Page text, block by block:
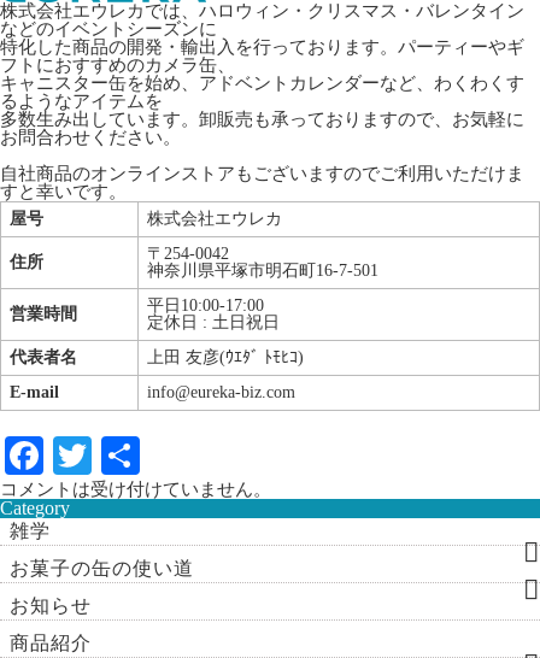
株式会社エウレカでは、ハロウィン・クリスマス・バレンタイン
などのイベントシーズンに
特化した商品の開発・輸出入を行っております。パーティーやギ
フトにおすすめのカメラ缶、
キャニスター缶を始め、アドベントカレンダーなど、わくわくす
るようなアイテムを
多数生み出しています。卸販売も承っておりますので、お気軽に
お問合わせください。
自社商品のオンラインストアもございますのでご利用いただけま
すと幸いです。
屋号 株式会社エウレカ
住所
〒254-0042
神奈川県平塚市明石町16-7-501
営業時間
平日10:00-17:00
定休日 : 土日祝日
代表者名
上田 友彦(ｳｴﾀﾞ ﾄﾓﾋｺ)
E-mail
info@eureka-biz.com
Fa
ce
bo
ok
T
wi
tte
r
有
コメントは受け付けていません。
Category
雑学
お菓子の缶の使い道
お知らせ
商品紹介